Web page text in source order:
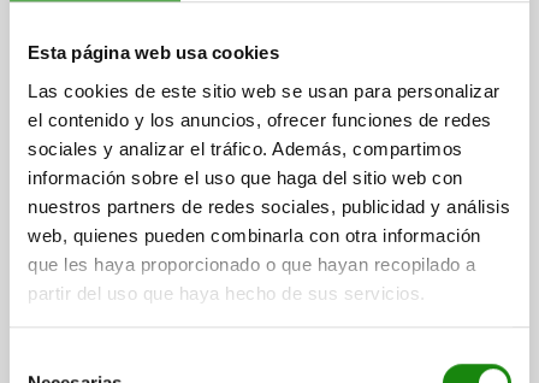
Esta página web usa cookies
Las cookies de este sitio web se usan para personalizar
el contenido y los anuncios, ofrecer funciones de redes
sociales y analizar el tráfico. Además, compartimos
información sobre el uso que haga del sitio web con
nuestros partners de redes sociales, publicidad y análisis
web, quienes pueden combinarla con otra información
que les haya proporcionado o que hayan recopilado a
partir del uso que haya hecho de sus servicios.
33092
DISTANCIADOR PARA ACCESO.PRISMÁTICOS H=15
ACERO TEMPLE+REVENI.